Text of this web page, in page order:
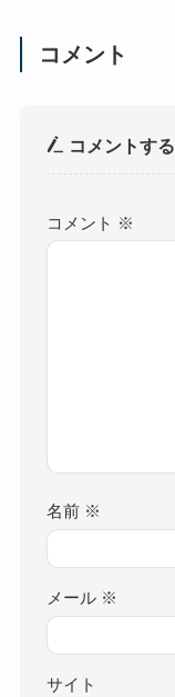
コメント
コメントする
コメント ※
名前 ※
メール ※
サイト